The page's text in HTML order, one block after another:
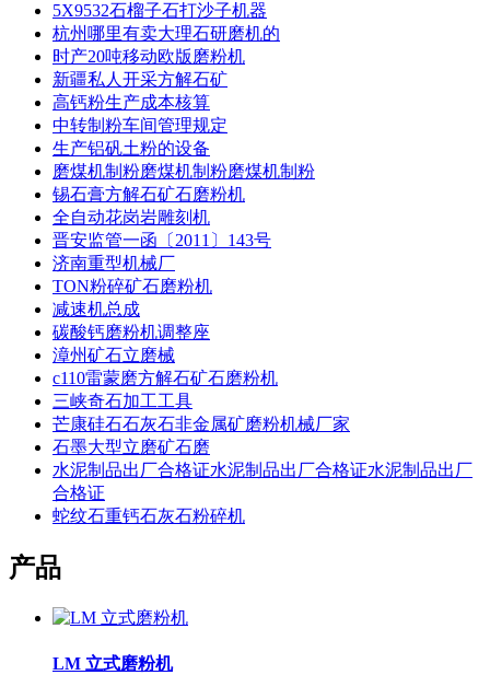
5X9532石榴子石打沙子机器
杭州哪里有卖大理石研磨机的
时产20吨移动欧版磨粉机
新疆私人开采方解石矿
高钙粉生产成本核算
中转制粉车间管理规定
生产铝矾土粉的设备
磨煤机制粉磨煤机制粉磨煤机制粉
锡石膏方解石矿石磨粉机
全自动花岗岩雕刻机
晋安监管一函〔2011〕143号
济南重型机械厂
TON粉碎矿石磨粉机
减速机总成
碳酸钙磨粉机调整座
漳州矿石立磨械
c110雷蒙磨方解石矿石磨粉机
三峡奇石加工工具
芒康硅石石灰石非金属矿磨粉机械厂家
石墨大型立磨矿石磨
水泥制品出厂合格证水泥制品出厂合格证水泥制品出厂
合格证
蛇纹石重钙石灰石粉碎机
产品
LM 立式磨粉机